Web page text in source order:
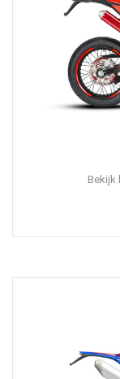
Bekijk